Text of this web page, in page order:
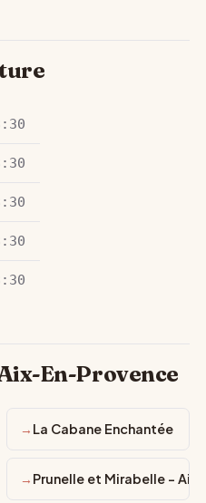
En-Provence
La Cabane Enchantée
Prunelle et Mirabelle - Aix